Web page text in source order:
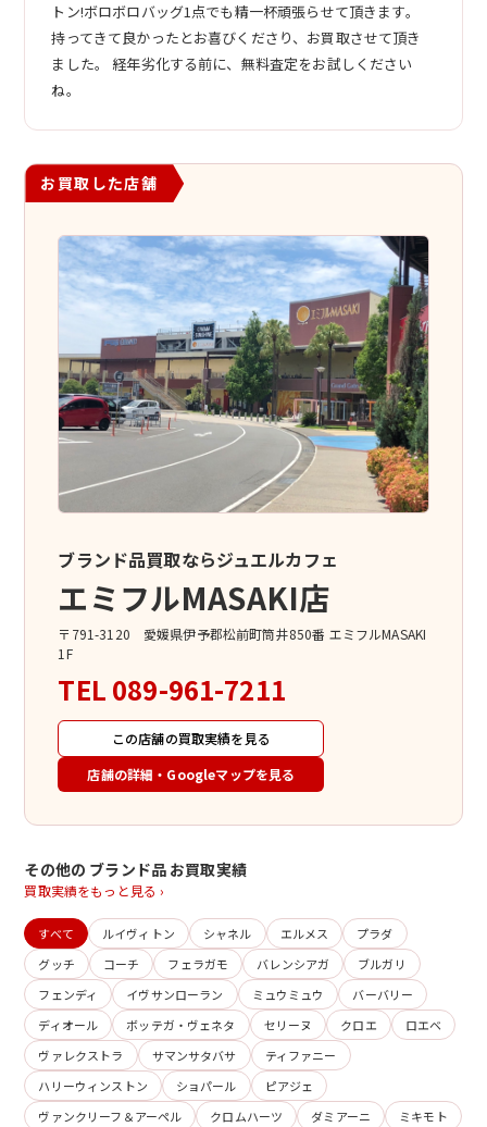
トン!ボロボロバッグ1点でも精一杯頑張らせて頂きます。
持ってきて良かったとお喜びくださり、お買取させて頂き
ました。 経年劣化する前に、無料査定をお試しください
ね。
お買取した店舗
ブランド品買取ならジュエルカフェ
エミフルMASAKI店
〒791-3120 愛媛県伊予郡松前町筒井850番 エミフルMASAKI
1F
TEL 089-961-7211
この店舗の買取実績を見る
店舗の詳細・Googleマップを見る
その他の ブランド品 お買取実績
買取実績をもっと見る ›
すべて ルイヴィトン シャネル エルメス
プラダ
グッチ
コーチ フェラガモ バレンシアガ
ブルガリ
フェンディ
イヴサンローラン ミュウミュウ
バーバリー
ディオール
ボッテガ・ヴェネタ セリーヌ クロエ
ロエベ
ヴァレクストラ
サマンサタバサ
ティファニー
ハリーウィンストン
ショパール
ピアジェ
ヴァンクリーフ＆アーペル
クロムハーツ ダミアーニ
ミキモト